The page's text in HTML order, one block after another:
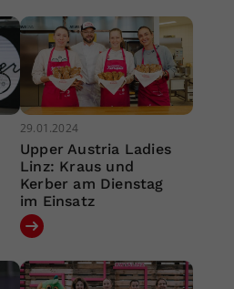
29.01.2024
Upper Austria Ladies
Linz: Kraus und
Kerber am Dienstag
im Einsatz